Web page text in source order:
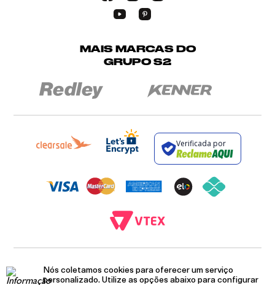
Nós coletamos cookies para oferecer um serviço
personalizado. Utilize as opções abaixo para configurar
MAIS MARCAS DO
GRUPO S2
Verificada por
12.093.445/0002-23
RUA JUMECY RODRIGUES GOMES, 331 - ANEXO 2 - CENTRO - PIRAÍ - RIO DE